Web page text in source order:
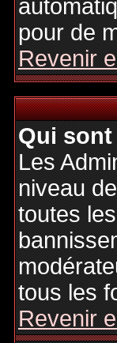
pour de
Revenir
Qui
Les
niveau
toutes
tous les
Revenir